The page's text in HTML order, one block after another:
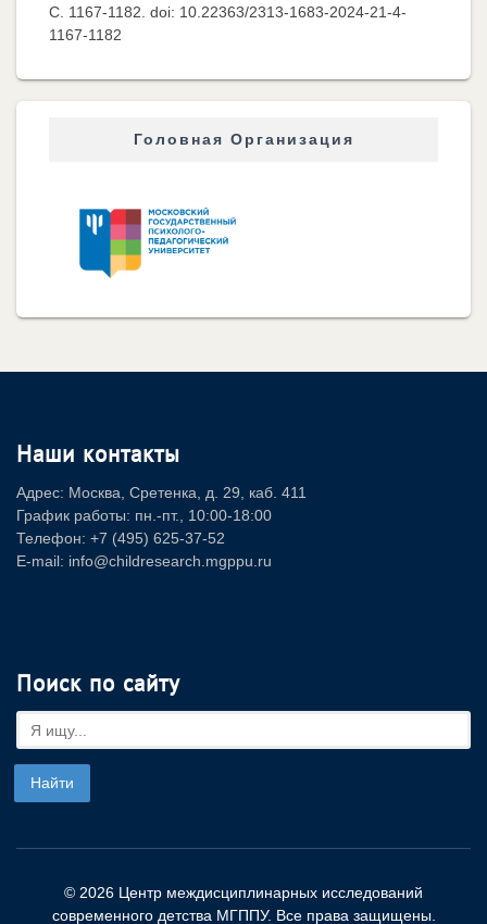
C. 1167-1182. doi: 10.22363/2313-1683-2024-21-4-
1167-1182
Головная Организация
Наши контакты
Адрес: Москва, Сретенка, д. 29, каб. 411
График работы: пн.-пт., 10:00-18:00
Телефон: +7 (495) 625-37-52
E-mail: info@childresearch.mgppu.ru
Поиск по сайту
© 2026 Центр междисциплинарных исследований
современного детства МГППУ. Все права защищены.